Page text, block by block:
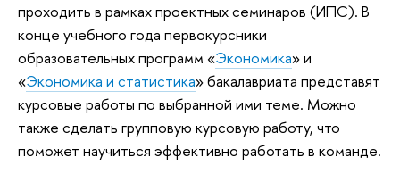
проходить в рамках проектных семинаров (ИПС). В
конце учебного года первокурсники
образовательных программ «Экономика» и
«Экономика и статистика» бакалавриата представят
курсовые работы по выбранной ими теме. Можно
также сделать групповую курсовую работу, что
поможет научиться эффективно работать в команде.